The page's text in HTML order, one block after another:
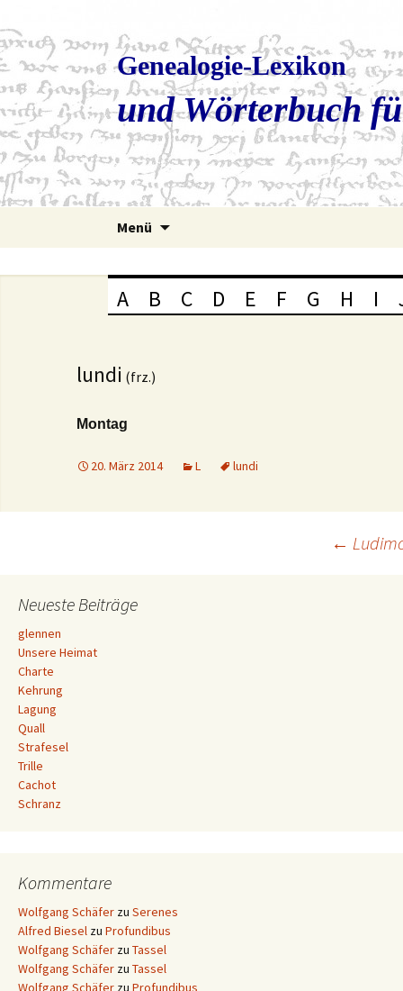
Genealogie-Lexikon
und Wörterbuch
Menü
A B C D E F G H I
lundi (frz.)
Montag
20. März 2014 L lundi
Navigation
←
Neueste Beiträge
glennen
Unsere Heimat
Charte
Kehrung
Lagung
Quall
Strafesel
Trille
Cachot
Schranz
Kommentare
Wolfgang Schäfer zu Serenes
Alfred Biesel zu Profundibus
Wolfgang Schäfer zu Tassel
Wolfgang Schäfer zu Tassel
Wolfgang Schäfer zu Profundibus